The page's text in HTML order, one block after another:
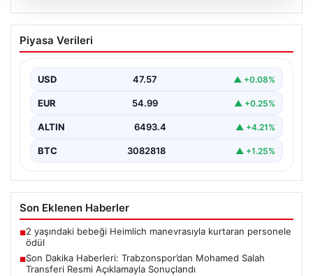
05.08.2026
Son Dakika Haberleri: Trabzonspor’dan
Mohamed Salah Transferi Resmi
Trabzonspor, uzun süredir büyük heyecan ve beklenti
Piyasa Verileri
USD 47.57 ▲ +0.08%
EUR 54.99 ▲ +0.25%
ALTIN 6493.4 ▲ +4.21%
BTC 3082818 ▲ +1.25%
Son Eklenen Haberler
■2 yaşındaki bebeği Heimlich manevrasıyla kurtaran personele
ödül
■Son Dakika Haberleri: Trabzonspor’dan Mohamed Salah
Transferi Resmi Açıklamayla Sonuçlandı